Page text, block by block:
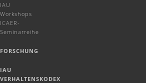
IAU
Workshops
ICAER-
Seminarreihe
FORSCHUNG
IAU
VERHALTENSKODEX